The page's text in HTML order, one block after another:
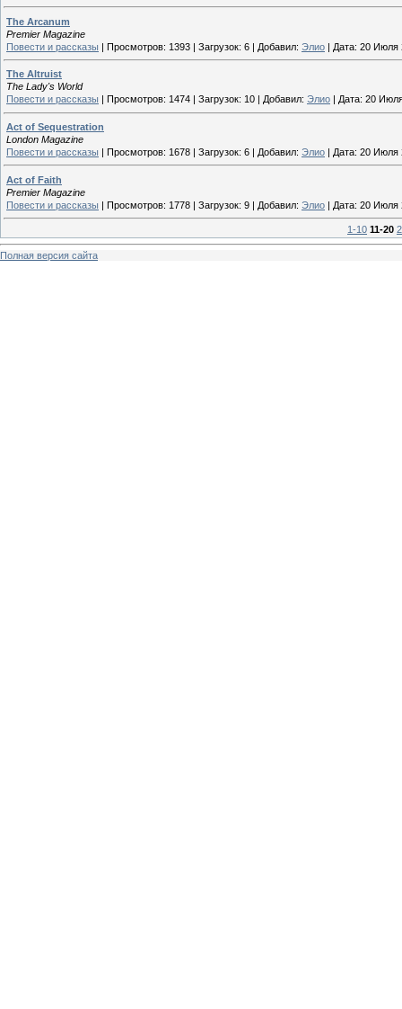
The Arcanum
Premier Magazine
Повести и рассказы | Просмотров: 1393 | Загрузок: 6 | Добавил: Элио | Дата: 20 Июля
The Altruist
The Lady's World
Повести и рассказы
Просмотров: 1474 Загрузок: 10 Добавил: Элио Дата: 20
Act of Sequestration
London Magazine
Повести и рассказы | Просмотров: 1678 | Загрузок: 6 | Добавил: Элио | Дата: 20 Июля
Act of Faith
Premier Magazine
Повести и рассказы | Просмотров: 1778 | Загрузок: 9 | Добавил: Элио | Дата: 20 Июля
1-10 11-20
Полная версия сайта